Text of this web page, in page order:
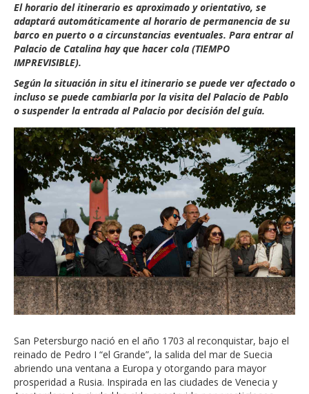
El horario del itinerario es aproximado y orientativo, se
adaptará automáticamente al horario de permanencia de su
barco en puerto o a circunstancias eventuales. Para entrar al
Palacio de Catalina hay que hacer cola (TIEMPO
IMPREVISIBLE).
Según la situación in situ el itinerario se puede ver afectado o
incluso se puede cambiarla por la visita del Palacio de Pablo
o suspender la entrada al Palacio por decisión del guía.
San Petersburgo nació en el año 1703 al reconquistar, bajo el
reinado de Pedro I “el Grande”, la salida del mar de Suecia
abriendo una ventana a Europa y otorgando para mayor
prosperidad a Rusia. Inspirada en las ciudades de Venecia y